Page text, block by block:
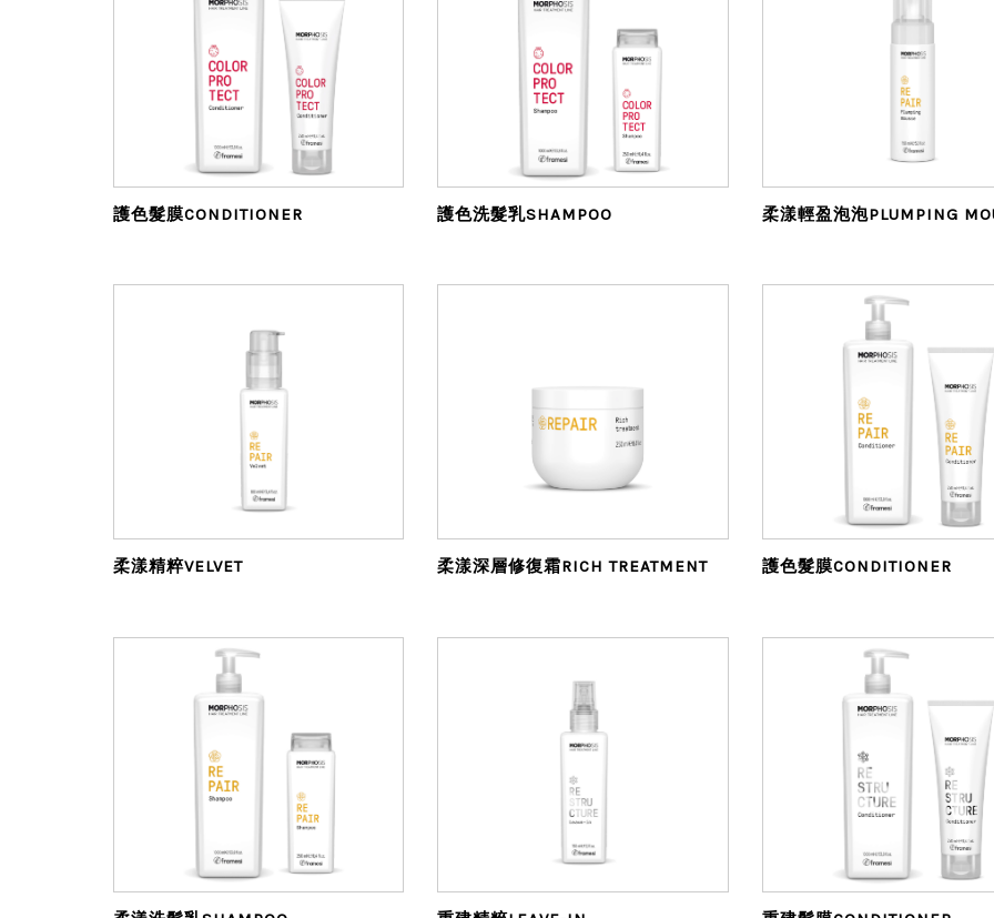
護色髮膜CONDITIONER 護色洗髮乳SHAMPOO 柔漾輕盈泡泡PLUMPING
柔漾精粹VELVET 柔漾深層修復霜RICH TREATMENT 護色髮膜CONDITIONER